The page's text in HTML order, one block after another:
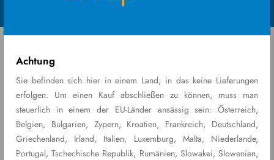
Achtung
Sie befinden sich hier in einem Land, in das keine Lieferungen
erfolgen. Um einen Kauf abschließen zu können, muss man
steuerlich in einem der EU-Länder ansässig sein: Österreich,
Belgien, Bulgarien, Zypern, Kroatien, Frankreich, Deutschland,
Griechenland, Irland, Italien, Luxemburg, Malta, Niederlande,
Portugal, Tschechische Republik, Rumänien, Slowakei, Slowenien,
Parti e Accessori